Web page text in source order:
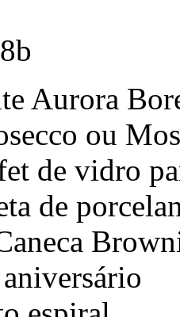
Aurora
ou
de vidro
de